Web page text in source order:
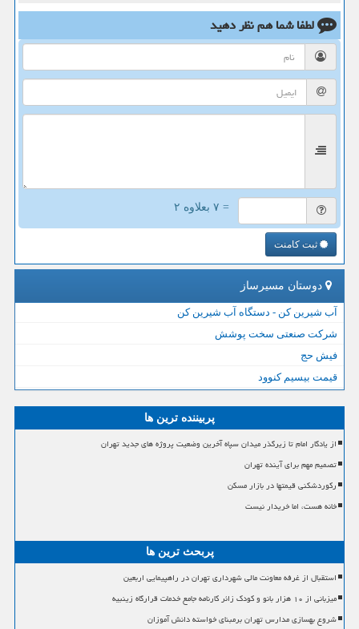
لطفا شما همنظر دهید
= ۷ بعلاوه ۲
ثبت کامنت
دوستان مسیرساز
آب شیرین کن - دستگاه آب شیرین کن
شرکت صنعتی سخت پوشش
فیش حج
قیمت بیسیم کنوود
پربیننده ترین ها
از یادگار امام تا زیرگذر میدان سپاه آخرین وضعیت پروژه های جدید تهران
تصمیم مهم برای آینده تهران
رکوردشکنی قیمتها در بازار مسکن
خانه هست، اما خریدار نیست
پربحث ترین ها
استقبال از غرفه معاونت مالی شهرداری تهران در راهپیمایی اربعین
میزبانی از ۱۰ هزار بانو و کودک زائر کارنامه جامع خدمات قرارگاه زینبیه
شروع بهسازی مدارس تهران برمبنای خواسته دانش آموزان